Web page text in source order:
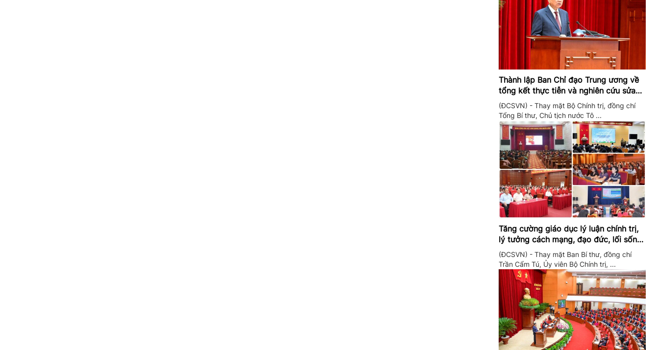
Thành lập Ban Chỉ đạo Trung ương về
tổng kết thực tiễn và nghiên cứu sửa
đổi, bổ sung Điều lệ Đảng
(ĐCSVN) - Thay mặt Bộ Chính trị, đồng chí
Tổng Bí thư, Chủ tịch nước Tô ...
Tăng cường giáo dục lý luận chính trị,
lý tưởng cách mạng, đạo đức, lối sống,
ý thức công dân trong hệ thống giáo
dục quốc dân
(ĐCSVN) - Thay mặt Ban Bí thư, đồng chí
Trần Cẩm Tú, Ủy viên Bộ Chính trị, ...